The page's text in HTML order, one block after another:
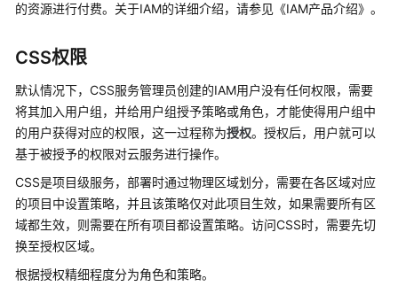
计
说
明
快
速
入
用
户
指
南
的资源进行付费。关于IAM的详细介绍，请参见《IAM产品介绍》。
CSS权限
默认情况下，CSS服务管理员创建的IAM用户没有任何权限，需要
将其加入用户组，并给用户组授予策略或角色，才能使得用户组中
的用户获得对应的权限，这一过程称为授权。授权后，用户就可以
基于被授予的权限对云服务进行操作。
CSS是项目级服务，部署时通过物理区域划分，需要在各区域对应
的项目中设置策略，并且该策略仅对此项目生效，如果需要所有区
域都生效，则需要在所有项目都设置策略。访问CSS时，需要先切
换至授权区域。
根据授权精细程度分为角色和策略。